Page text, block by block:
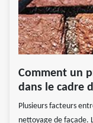
Comment un
dans le cadre
Plusieurs facteurs
nettoyage de façade.